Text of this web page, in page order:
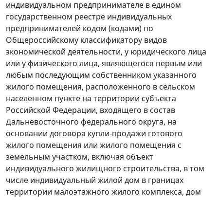
индивидуальном предпринимателе в едином
государственном реестре индивидуальных
предпринимателей кодом (кодами) по
Общероссийскому классификатору видов
экономической деятельности, у юридического лица
или у физического лица, являющегося первым или
любым последующим собственником указанного
жилого помещения, расположенного в сельском
населенном пункте на территории субъекта
Российской Федерации, входящего в состав
Дальневосточного федерального округа, на
основании договора купли-продажи готового
жилого помещения или жилого помещения с
земельным участком, включая объект
индивидуального жилищного строительства, в том
числе индивидуальный жилой дом в границах
территории малоэтажного жилого комплекса, дом